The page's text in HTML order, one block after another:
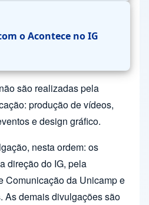
o Acontece no IG
são realizadas pela
produção de vídeos,
e design gráfico.
nesta ordem: os
direção do IG, pela
Comunicação da Unicamp e
As demais divulgações são